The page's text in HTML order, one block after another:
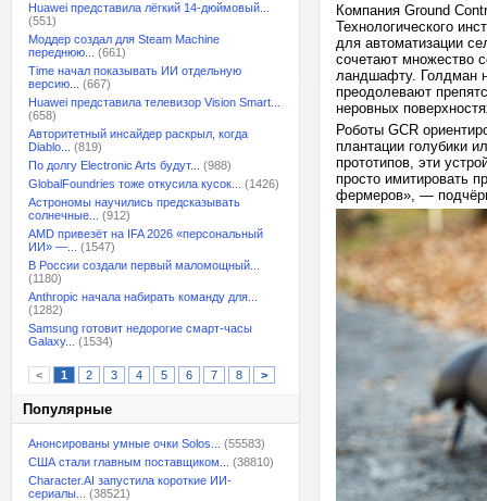
Huawei представила лёгкий 14-дюймовый...
(551)
Моддер создал для Steam Machine
переднюю...
(661)
Time начал показывать ИИ отдельную
версию...
(667)
Huawei представила телевизор Vision Smart...
(658)
Авторитетный инсайдер раскрыл, когда
Diablo...
(819)
По долгу Electronic Arts будут...
(988)
GlobalFoundries тоже откусила кусок...
(1426)
Астрономы научились предсказывать
солнечные...
(912)
AMD привезёт на IFA 2026 «персональный
ИИ» —...
(1547)
В России создали первый маломощный...
(1180)
Anthropic начала набирать команду для...
(1282)
Samsung готовит недорогие смарт-часы
Galaxy...
(1534)
< 1 2 3 4 5 6 7 8 >
Популярные
Анонсированы умные очки Solos...
(55583)
США стали главным поставщиком...
(38810)
Character.AI запустила короткие ИИ-
сериалы...
(38521)
Компания Ground
Технологического
для автоматизации
сочетают множество
ландшафту. Голдман
преодолевают
неровных
Роботы GCR
плантации голубики
прототипов, эти
просто имитировать
фермеров», —